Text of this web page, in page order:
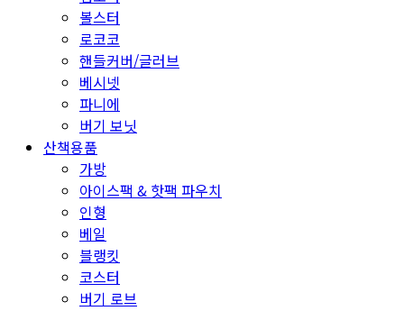
볼스터
로코코
핸들커버/글러브
베시넷
파니에
버기 보닛
산책용품
가방
아이스팩 & 핫팩 파우치
인형
베일
블랭킷
코스터
버기 로브